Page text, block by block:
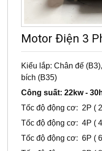
Motor Điện 3
Kiểu lắp: Chân đế
bích (B35)
Công suất: 22kw -
Tốc độ động cơ: 2P (
Tốc độ động cơ: 4P (
Tốc độ động cơ: 6P (